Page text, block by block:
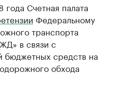
Счетная палата
Федеральному
транспорта
в связи с
бюджетных средств на
обхода